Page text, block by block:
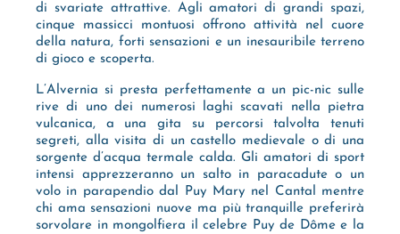
di svariate attrattive. Agli amatori di grandi spazi,
cinque massicci montuosi offrono attività nel cuore
della natura, forti sensazioni e un inesauribile terreno
di gioco e scoperta.
L’Alvernia si presta perfettamente a un pic-nic sulle
rive di uno dei numerosi laghi scavati nella pietra
vulcanica, a una gita su percorsi talvolta tenuti
segreti, alla visita di un castello medievale o di una
sorgente d’acqua termale calda. Gli amatori di sport
intensi apprezzeranno un salto in paracadute o un
volo in parapendio dal Puy Mary nel Cantal mentre
chi ama sensazioni nuove ma più tranquille preferirà
sorvolare in mongolfiera il celebre Puy de Dôme e la